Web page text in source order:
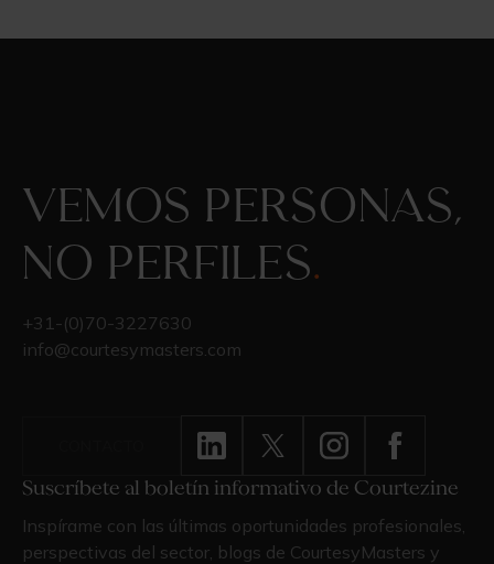
Vemos personas,
no perfiles.
+31-(0)70-3227630
info@courtesymasters.com
Suscríbete al boletín informativo de Courtezine
Inspírame con las últimas oportunidades profesionales,
perspectivas del sector, blogs de CourtesyMasters y